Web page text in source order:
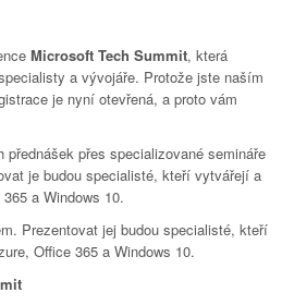
Microsoft Tech Summit, která
a vývojáře. Protože jste naším
je nyní otevřená, a proto vám
přednášek přes specializované semináře
je budou specialisté, kteří vytvářejí a
a Windows 10.
Prezentovat jej budou specialisté, kteří
Office 365 a Windows 10.